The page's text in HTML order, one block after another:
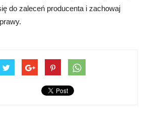
do zaleceń producenta i zachowaj